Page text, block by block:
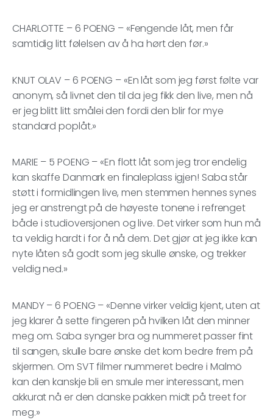
CHARLOTTE – 6 POENG – «Fengende låt, men får
samtidig litt følelsen av å ha hørt den før.»
KNUT OLAV – 6 POENG – «En låt som jeg først følte var
anonym, så livnet den til da jeg fikk den live, men nå
er jeg blitt litt smålei den fordi den blir for mye
standard poplåt.»
MARIE – 5 POENG – «En flott låt som jeg tror endelig
kan skaffe Danmark en finaleplass igjen! Saba står
støtt i formidlingen live, men stemmen hennes synes
jeg er anstrengt på de høyeste tonene i refrenget
både i studioversjonen og live. Det virker som hun må
ta veldig hardt i for å nå dem. Det gjør at jeg ikke kan
nyte låten så godt som jeg skulle ønske, og trekker
veldig ned.»
MANDY – 6 POENG – «Denne virker veldig kjent, uten at
jeg klarer å sette fingeren på hvilken låt den minner
meg om. Saba synger bra og nummeret passer fint
til sangen, skulle bare ønske det kom bedre frem på
skjermen. Om SVT filmer nummeret bedre i Malmö
kan den kanskje bli en smule mer interessant, men
akkurat nå er den danske pakken midt på treet for
meg.»